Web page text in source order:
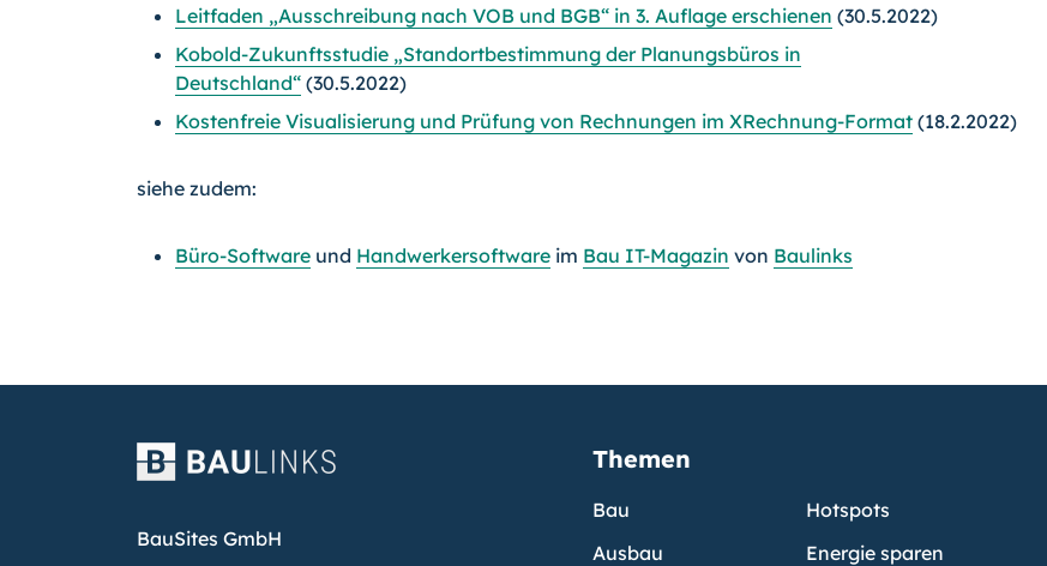
Leitfaden „Ausschreibung nach VOB und BGB“ in 3. Auflage erschienen (30.5.2022)
Kobold-Zukunftsstudie „Standortbestimmung der Planungsbüros in
Deutschland“ (30.5.2022)
Kostenfreie Visualisierung und Prüfung von Rechnungen im XRechnung-Format (18.2.2022)
siehe zudem:
Büro-Software und Handwerkersoftware im Bau IT-Magazin von Baulinks
BauSites GmbH
Themen
Bau
Ausbau
Hotspots
Energie sparen